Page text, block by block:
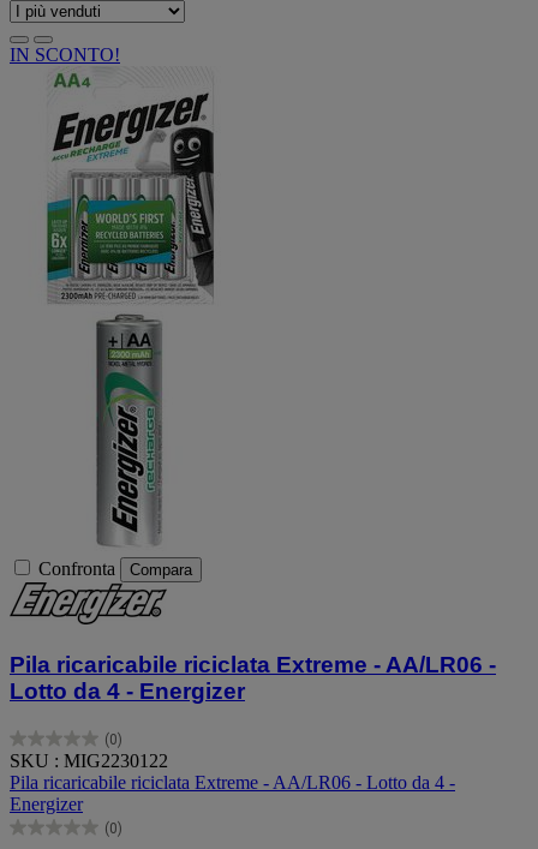
IN SCONTO!
Confronta Compara
Pila ricaricabile riciclata Extreme - AA/LR06 -
Lotto da 4 - Energizer
(0)
0.0
su
5
stelle.
SKU : MIG2230122
Pila ricaricabile riciclata Extreme - AA/LR06 - Lotto da 4 -
Energizer
(0)
0.0